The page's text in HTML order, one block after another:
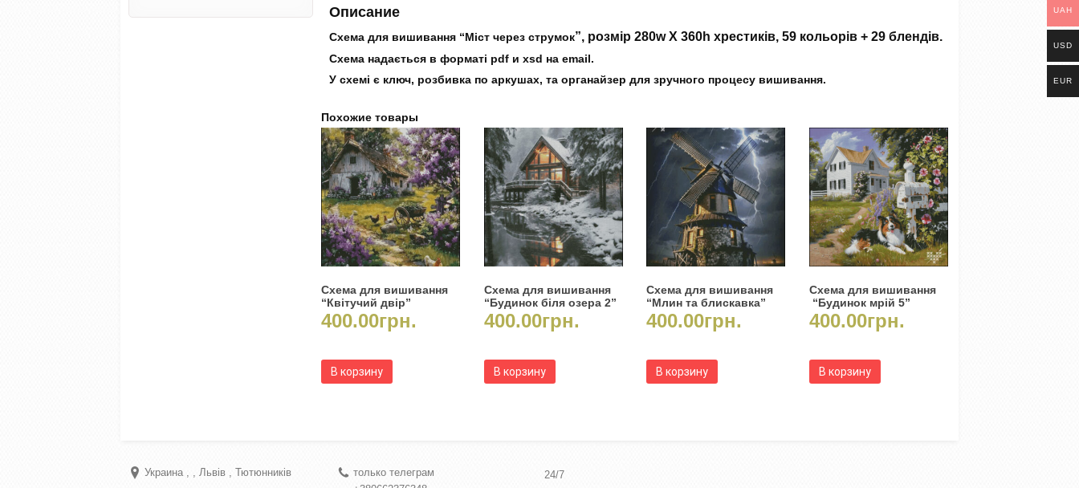
Описание
Схема для вишивання “Міст через струмок”, розмір 280w X 360h хрестиків, 59 кольорів + 29 блендів.
Схема надається в форматі pdf и xsd на email.
У схемі є ключ, розбивка по аркушах, та органайзер для зручного процесу вишивання.
Похожие товары
Схема для вишивання
“Квітучий двір”
400.00грн.
В корзину
Схема для вишивання
“Будинок біля озера 2”
400.00грн.
В корзину
Схема для вишивання
“Млин та блискавка”
400.00грн.
В корзину
Схема для вишивання
“Будинок мрій 5”
400.00грн.
В корзину
Украина Львів Тютюнників
только телеграм
24/7
UAH
USD
EUR